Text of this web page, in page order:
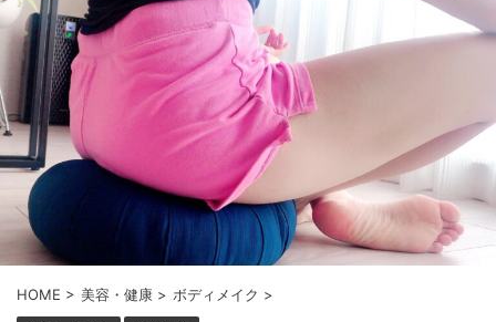
HOME > 美容・健康 > ボディメイク >